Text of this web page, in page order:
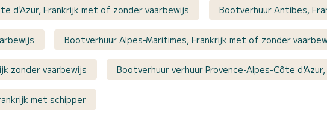
d'Azur, Frankrijk met of zonder vaarbewijs Bootverhuur Antibes,
Bootverhuur Alpes-Maritimes, Frankrijk met of zonder
zonder vaarbewijs Bootverhuur verhuur Provence-Alpes-Côte
met schipper